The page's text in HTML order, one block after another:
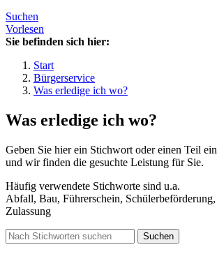
Suchen
Vorlesen
Sie befinden sich hier:
Start
Bürgerservice
Was erledige ich wo?
Was erledige ich wo?
Geben Sie hier ein Stichwort oder einen Teil
und wir finden die gesuchte Leistung für Sie.
Häufig verwendete Stichworte sind u.a.
Abfall, Bau, Führerschein,
Zulassung
Suchen